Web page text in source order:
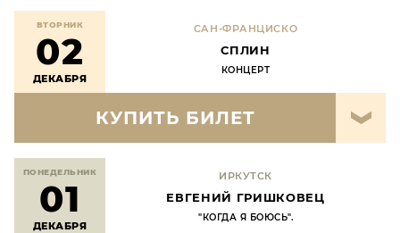
ВТОРНИК
02
ДЕКАБРЯ
САН-ФРАНЦИСКО
СПЛИН
КОНЦЕРТ
КУПИТЬ БИЛЕТ
ПОНЕДЕЛЬНИК
01
ДЕКАБРЯ
ИРКУТСК
ЕВГЕНИЙ ГРИШКОВЕЦ
"КОГДА Я БОЮСЬ".